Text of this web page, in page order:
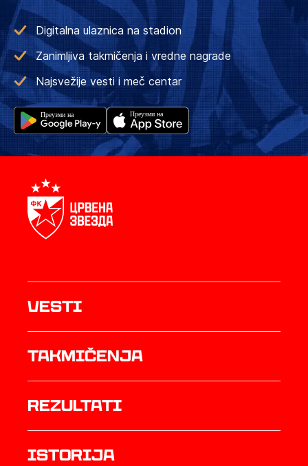
Digitalna ulaznica na stadion
Zanimljiva takmičenja i vredne nagrade
Najsvežije vesti i meč centar
Vesti
Takmičenja
rezultati
istorija